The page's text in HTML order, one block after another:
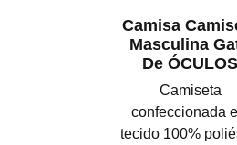
Camisa
Masculina
De ÓCULOS
Camiseta
confeccionada
tecido 100%